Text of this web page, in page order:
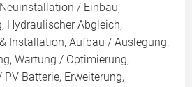
/ Einbau,
Hydraulischer Abgleich,
Installation, Aufbau / Auslegung,
Wartung / Optimierung,
Batterie, Erweiterung,